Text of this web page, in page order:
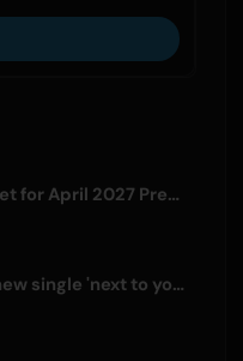
TV Anime 'Shozen' Set for April 2027 Premiere on Fuji TV
Sagiri Sol releases new single 'next to your love' after hiatus